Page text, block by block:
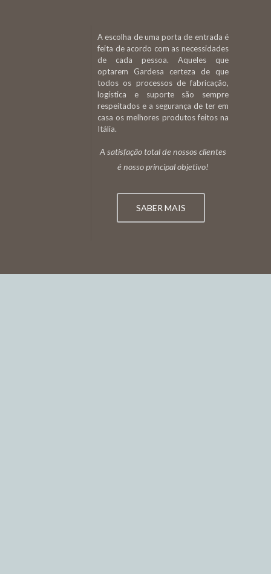
A escolha de uma porta de entrada é
feita de acordo com as necessidades
de cada pessoa. Aqueles que
optarem Gardesa certeza de que
todos os processos de fabricação,
logística e suporte são sempre
respeitados e a segurança de ter em
casa os melhores produtos feitos na
Itália.
A satisfação total de nossos clientes
é nosso principal objetivo!
SABER MAIS